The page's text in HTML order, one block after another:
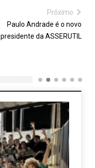
Próximo
Paulo Andrade é o novo
presidente da ASSERUTIL